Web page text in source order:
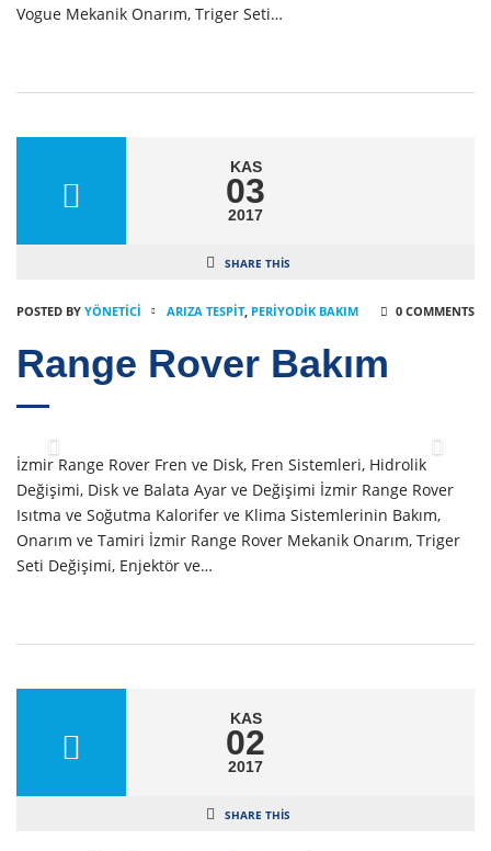
Vogue Mekanik Onarım, Triger Seti…
KAS
03
2017
SHARE THIS
POSTED BY YÖNETICI ARIZA TESPIT, PERIYODIK BAKIM 0 COMMENTS
Range Rover Bakım
İzmir Range Rover Fren ve Disk, Fren Sistemleri, Hidrolik
Değişimi, Disk ve Balata Ayar ve Değişimi İzmir Range Rover
Isıtma ve Soğutma Kalorifer ve Klima Sistemlerinin Bakım,
Onarım ve Tamiri İzmir Range Rover Mekanik Onarım, Triger
Seti Değişimi, Enjektör ve…
KAS
02
2017
SHARE THIS